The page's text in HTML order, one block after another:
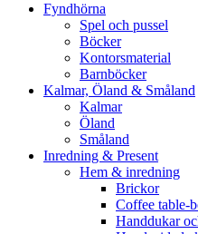
Fyndhörna
Spel och pussel
Böcker
Kontorsmaterial
Barnböcker
Kalmar, Öland & Småland
Kalmar
Öland
Småland
Inredning & Present
Hem & inredning
Brickor
Coffee table-
Handdukar